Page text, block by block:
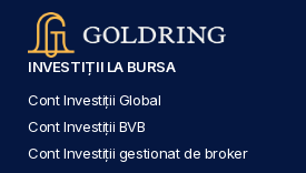
INVESTIȚII LA BURSA
Cont Investiții Global
Cont Investiții BVB
Cont Investiții gestionat de broker